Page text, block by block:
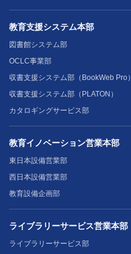
教育支援システム本部
図書館システム部
OCLC事業部
収書支援システム部（BookWeb Pro）
収書支援システム部（PLATON）
カタロギングサービス部
教育イノベーション営業本部
東日本設備営業部
西日本設備営業部
教育設備企画部
ライブラリーサービス営業本部
ライブラリーサービス部